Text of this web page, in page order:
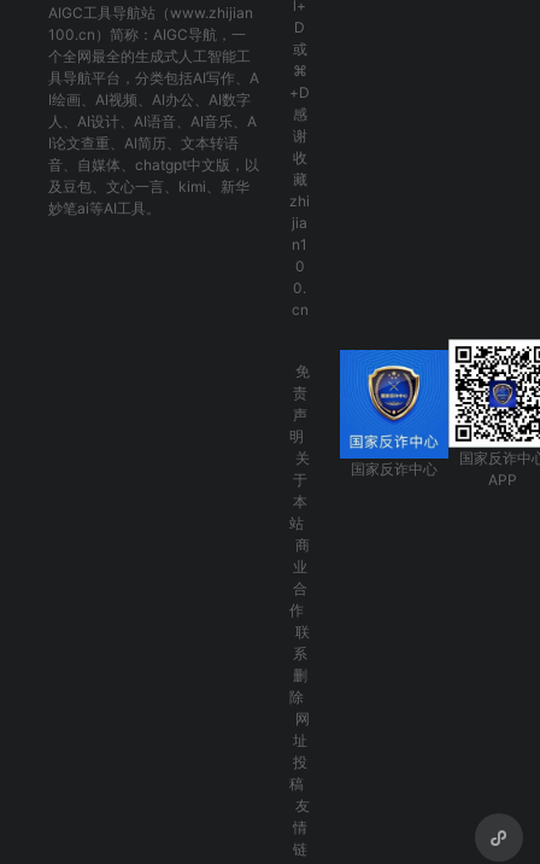
AIGC工具导航站（www.zhijian
100.cn）简称： AIGC导航 ，一
个全网最全的生成式人工智能工
具导航平台，分类包括AI写作 、 A
I绘画 、 AI视频 、 AI办公 、 AI数字
人 、 AI设计、 AI语音、 AI音乐、 A
I论文查重 、 AI简历 、 文本转语
音、 自媒体 、 chatgpt中文版 ，以
及 豆包、 文心一言 、 kimi 、 新华
妙笔ai等AI工具。
l+
D
或
⌘
+D
感
谢
收
藏
zhi
jia
n1
0
0.
cn
免
责
声
明
关
于
本
站
商
业
合
作
联
系
删
除
网
址
投
稿
友
情
链
国家反诈中心
国家反诈中
APP